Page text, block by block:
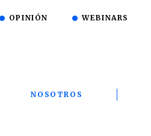
OPINIÓN WEBINARS
NOSOTROS